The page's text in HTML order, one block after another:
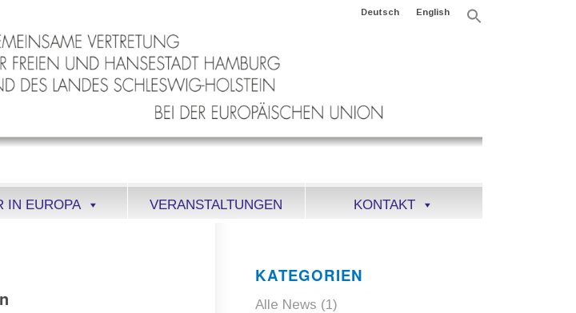
Deutsch English
IN EUROPA VERANSTALTUNGEN KONTAKT
KATEGORIEN
Alle News (1)